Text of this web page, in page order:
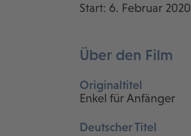
Start: 6. Februar 2020
Über den Film
Originaltitel
Enkel für Anfänger
Deutscher Titel